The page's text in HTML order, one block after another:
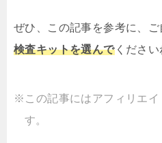
ぜひ、この記事を参考に、ご
検査キットを選んでください
※この記事にはアフィリエイ
す。